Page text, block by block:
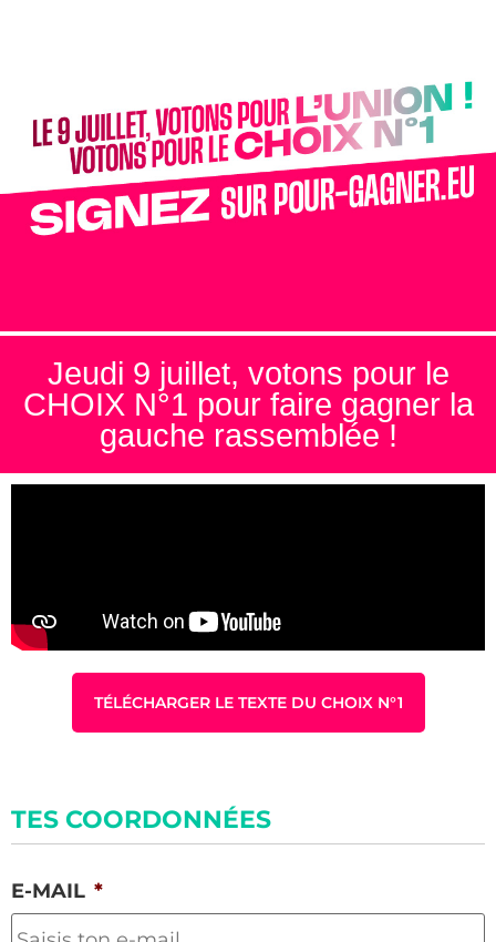
Jeudi 9 juillet, votons pour le
CHOIX N°1 pour faire gagner la
gauche rassemblée !
TÉLÉCHARGER LE TEXTE DU CHOIX N°1
TES COORDONNÉES
E-MAIL *